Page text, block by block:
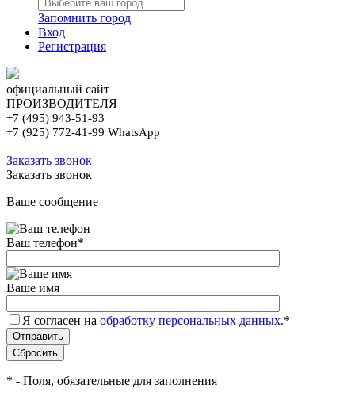
Запомнить город
Вход
Регистрация
официальный сайт
ПРОИЗВОДИТЕЛЯ
+7 (495) 943-51-93
+7 (925) 772-41-99 WhatsApp
Заказать звонок
Заказать звонок
Ваше сообщение
Ваш телефон*
Ваше имя
Я согласен на обработку персональных данных.*
* - Поля, обязательные для заполнения